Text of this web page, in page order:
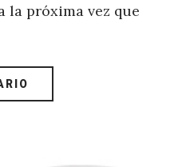
la próxima vez que